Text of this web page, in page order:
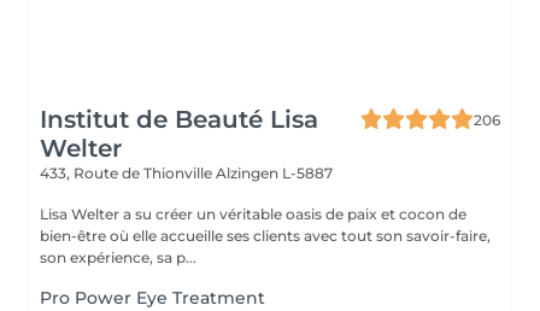
Institut de Beauté Lisa
Welter
206
433, Route de Thionville Alzingen L-5887
Lisa Welter a su créer un véritable oasis de paix et cocon de
bien-être où elle accueille ses clients avec tout son savoir-faire,
son expérience, sa p...
Pro Power Eye Treatment